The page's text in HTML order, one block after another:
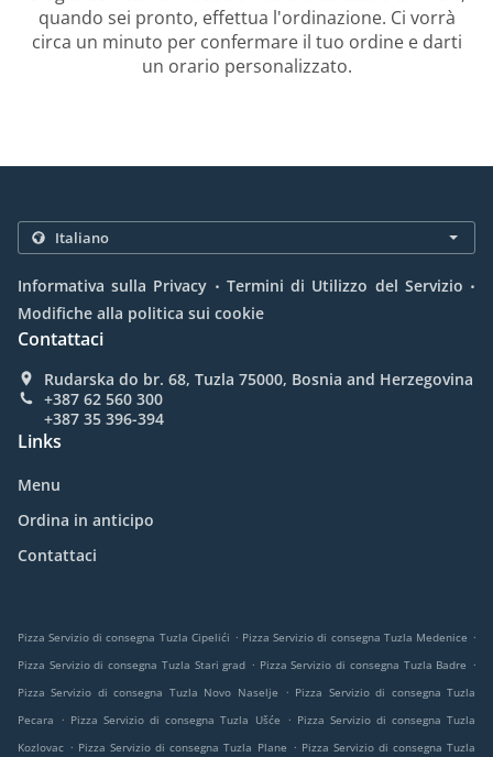
quando sei pronto, effettua l'ordinazione. Ci vorrà
circa un minuto per confermare il tuo ordine e darti
un orario personalizzato.
Informativa sulla Privacy . Termini di Utilizzo del Servizio .
Modifiche alla politica sui cookie
Contattaci
Rudarska do br. 68, Tuzla 75000, Bosnia and Herzegovina
+387 62 560 300
+387 35 396-394
Links
Menu
Ordina in anticipo
Contattaci
Pizza Servizio di consegna Tuzla Cipelići . Pizza Servizio di consegna Tuzla Medenice .
Pizza Servizio di consegna Tuzla Stari grad . Pizza Servizio di consegna Tuzla Badre .
Pizza Servizio di consegna Tuzla Novo Naselje
. Pizza Servizio di consegna Tuzla
Pecara
. Pizza Servizio di consegna Tuzla Ušće . Pizza Servizio di consegna Tuzla
Kozlovac . Pizza Servizio di consegna Tuzla Plane . Pizza Servizio di consegna Tuzla